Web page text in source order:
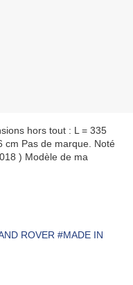
hors tout : L = 335
Pas de marque. Noté
) Modèle de ma
ROVER #MADE IN